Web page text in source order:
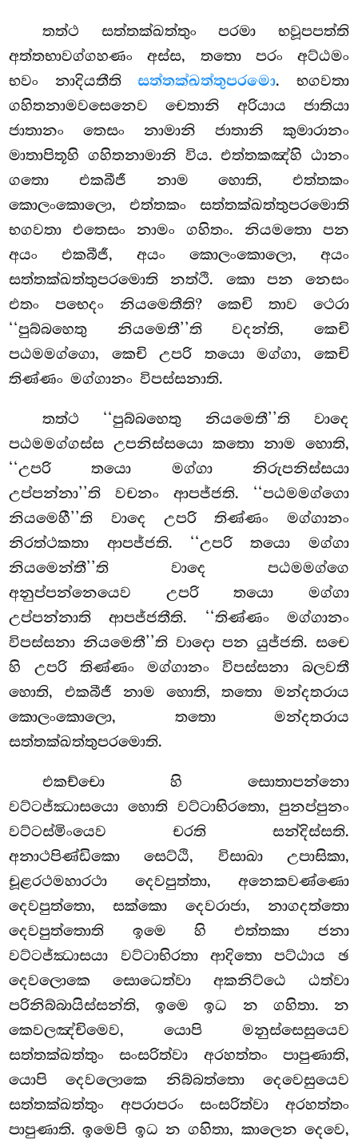
තත්ථ සත්තක්ඛත්තුං පරමා භවූපපත්ති
අත්තභාවග්ගහණං අස්ස, තතො පරං අට්ඨමං
භවං නාදියතීතිසත්තක්ඛත්තුපරමො. භගවතා
ගහිතනාමවසෙනෙව චෙතානි අරියාය ජාතියා
ජාතානං තෙසං නාමානි ජාතානි කුමාරානං
මාතාපිතූහි ගහිතනාමානි විය. එත්තකඤ්හි ඨානං
ගතො එකබීජී නාම හොති, එත්තකං
කොලංකොලො, එත්තකං සත්තක්ඛත්තුපරමොති
භගවතා එතෙසං නාමං ගහිතං. නියමතො පන
අයං එකබීජී, අයං කොලංකොලො, අයං
සත්තක්ඛත්තුපරමොති නත්ථි. කො පන නෙසං
එතං පභෙදං නියමෙතීති? කෙචි තාව ථෙරා
‘‘පුබ්බහෙතු නියමෙතී’’ති වදන්ති, කෙචි
පඨමමග්ගො, කෙචි උපරි තයො මග්ගා, කෙචි
තිණ්ණං මග්ගානං විපස්සනාති.
තත්ථ ‘‘පුබ්බහෙතු නියමෙතී’’ති වාදෙ
පඨමමග්ගස්ස උපනිස්සයො කතො නාම හොති,
‘‘උපරි තයො මග්ගා නිරුපනිස්සයා
උප්පන්නා’’ති වචනං ආපජ්ජති. ‘‘පඨමමග්ගො
නියමෙහී’’ති වාදෙ උපරි තිණ්ණං මග්ගානං
නිරත්ථකතා ආපජ්ජති. ‘‘උපරි තයො මග්ගා
නියමෙන්තී’’ති වාදෙ පඨමමග්ගෙ
අනුප්පන්නෙයෙව උපරි තයො මග්ගා
උප්පන්නාති ආපජ්ජතීති. ‘‘තිණ්ණං මග්ගානං
විපස්සනා නියමෙතී’’ති වාදො පන යුජ්ජති. සචෙ
හි උපරි තිණ්ණං මග්ගානං විපස්සනා බලවතී
හොති, එකබීජී නාම හොති, තතො මන්දතරාය
කොලංකොලො, තතො මන්දතරාය
සත්තක්ඛත්තුපරමොති.
එකච්චො හි සොතාපන්නො
වට්ටජ්ඣාසයො හොති වට්ටාභිරතො, පුනප්පුනං
වට්ටස්මිංයෙව චරති සන්දිස්සති.
අනාථපිණ්ඩිකො සෙට්ඨි, විසාඛා උපාසිකා,
චූළරථමහාරථා දෙවපුත්තා, අනෙකවණ්ණො
දෙවපුත්තො, සක්කො දෙවරාජා, නාගදත්තො
දෙවපුත්තොති ඉමෙ හි එත්තකා ජනා
වට්ටජ්ඣාසයා වට්ටාභිරතා ආදිතො පට්ඨාය ඡ
දෙවලොකෙ සොධෙත්වා අකනිට්ඨෙ ඨත්වා
පරිනිබ්බායිස්සන්ති, ඉමෙ ඉධ න ගහිතා. න
කෙවලඤ්චිමෙව, යොපි මනුස්සෙසුයෙව
සත්තක්ඛත්තුං සංසරිත්වා අරහත්තං පාපුණාති,
යොපි දෙවලොකෙ නිබ්බත්තො දෙවෙසුයෙව
සත්තක්ඛත්තුං අපරාපරං සංසරිත්වා අරහත්තං
පාපුණාති. ඉමෙපි ඉධ න ගහිතා, කාලෙන දෙවෙ,